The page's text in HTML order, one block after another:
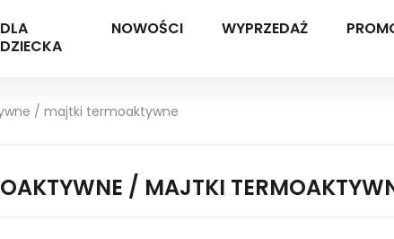
DLA
DZIECKA
NOWOŚCI WYPRZEDAŻ
/ majtki termoaktywne
/ MAJTKI